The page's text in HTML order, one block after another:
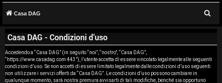
r
g
o
Casa DAG
Casa DAG - Condizioni d’uso
Accedendo a “Casa DAG” (in seguito “noi”, “nostro”, “Casa DAG”,
“https://www.casadag.com:443”), l’utente accetta di essere vincolato legalmente alle seguenti
condizioni d’uso. Se non accetti di essere limitato legalmente dalle condizioni d’uso seguenti
non utilizzare i servizi offerti da “Casa DAG”. Le condizioni d’uso possono cambiare in
qualunque momento, sarà nostra premura avvisarti di tali modifiche, benché sia opportuno